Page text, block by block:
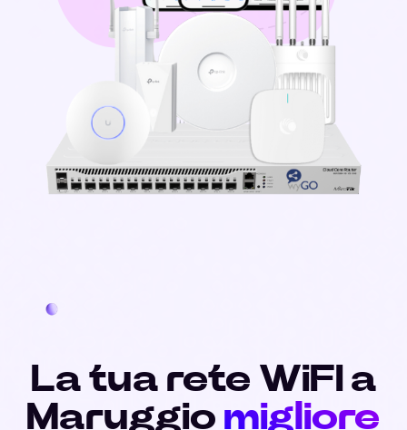
La tua rete WiFI a
Maruggio migliore